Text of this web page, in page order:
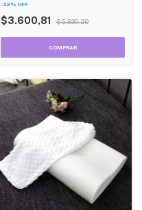
-32% OFF
$3.600,81 $5.330,20